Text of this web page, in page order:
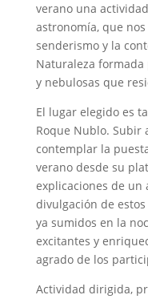
verano una
astronomía, que
senderismo y la
Naturaleza formada
y nebulosas que
El lugar elegido es
Roque Nublo. Subir
contemplar la
verano desde su
explicaciones de un
divulgación de
ya sumidos en la
excitantes y
agrado de los
Actividad dirigida,